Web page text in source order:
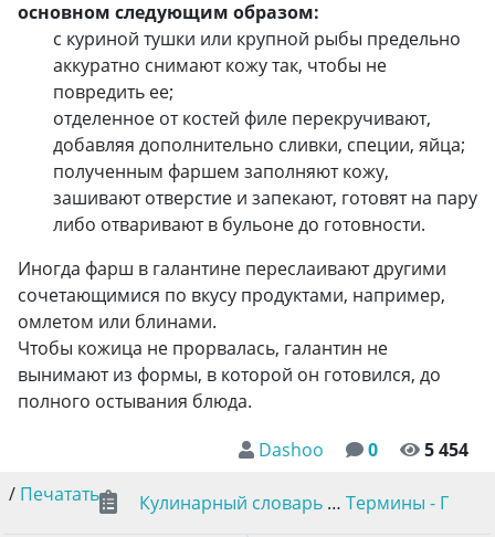
основном следующим образом:
с куриной тушки или крупной рыбы предельно
аккуратно снимают кожу так, чтобы не
повредить ее;
отделенное от костей филе перекручивают,
добавляя дополнительно сливки, специи, яйца;
полученным фаршем заполняют кожу,
зашивают отверстие и запекают, готовят на пару
либо отваривают в бульоне до готовности.
Иногда фарш в галантине переслаивают другими
сочетающимися по вкусу продуктами, например,
омлетом или блинами.
Чтобы кожица не прорвалась, галантин не
вынимают из формы, в которой он готовился, до
полного остывания блюда.
Dashoo
0
5 454
/ Печатать Кулинарный словарь … Термины - Г